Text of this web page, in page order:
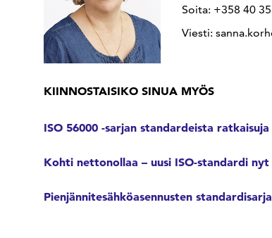
Soita: +358 40
Viesti:
KIINNOSTAISIKO SINUA MYÖS
ISO 56000 -sarjan standardeista
Kohti nettonollaa – uusi ISO-standardi
Pienjännitesähköasennusten